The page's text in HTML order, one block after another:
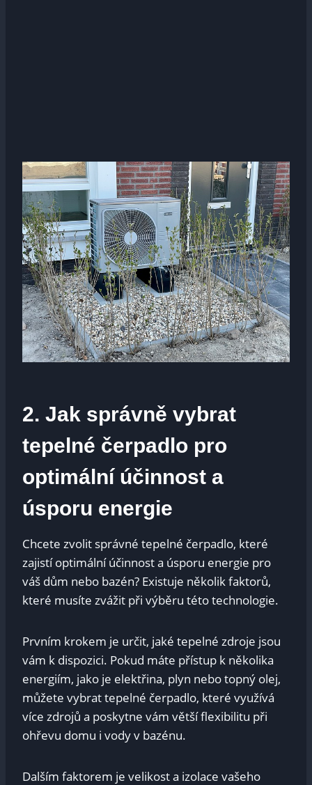
2. Jak správně vybrat
tepelné čerpadlo pro
optimální⁢ účinnost a
⁢úsporu energie
Chcete zvolit ‍správné tepelné čerpadlo, které
zajistí optimální účinnost a úsporu energie ⁣pro​
váš dům nebo bazén? Existuje několik⁢ faktorů,
které musíte zvážit při ‌výběru této technologie.
Prvním krokem je určit, jaké tepelné‌ zdroje jsou
vám ⁣k dispozici. Pokud máte přístup⁤ k několika
energiím, jako je‍ elektřina, plyn nebo topný​ olej,
můžete vybrat tepelné čerpadlo, které využívá
více zdrojů a poskytne vám větší‍ flexibilitu ⁢při
ohřevu domu i vody v bazénu.
Dalším faktorem je velikost a⁢ izolace vašeho